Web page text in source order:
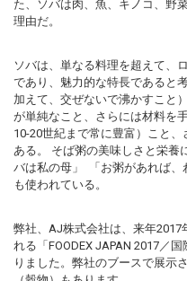
た、ソバは肉、魚、キノコ、野
理由だ。
ソバは、単なる料理を超えて、
であり、魅力的な特長であると
加えて、交ぜないで沸かすこと
が単純なこと、さらには材料を
10-20世紀まで常に豊富）こと
ある。 そば粥の美味しさと栄養
バは私の母」 「お粥があれば、
も使われている。
弊社、AJ株式会社は、来年2017
れる「FOODEX JAPAN 2017／
りました。弊社のブースで展示